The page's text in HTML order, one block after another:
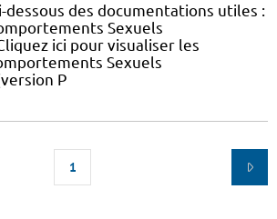
dessous des documentations utiles :
Sexuels
ici pour visualiser les
Sexuels
P
1